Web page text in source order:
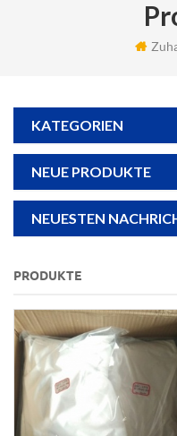
KATEGORIEN
NEUE PRODUKTE
NEUESTEN
PRODUKTE